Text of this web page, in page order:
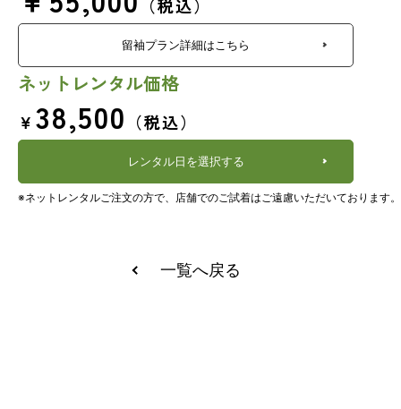
（税込）
留袖プラン詳細はこちら
ネットレンタル価格
￥ 38,500 （税込）
レンタル日を選択する
※ネットレンタルご注文の方で、店舗でのご試着はご遠慮いただいております。
一覧へ戻る